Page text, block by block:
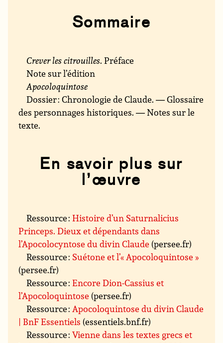
Sommaire
Crever les citrouilles. Préface
Note sur l’édition
Apocoloquintose
Dossier : Chronologie de Claude. — Glossaire
des personnages historiques. — Notes sur le
texte.
En savoir plus sur
l’œuvre
Ressource :Histoire d’un Saturnalicius
Princeps. Dieux et dépendants dans
l’Apocolocyntose du divin Claude (persee.fr)
Ressource : Suétone et l’« Apocoloquintose »
(persee.fr)
Ressource :Encore Dion-Cassius et
l’Apocoloquintose (persee.fr)
Ressource :Apocoloquintose du divin Claude
| BnF Essentiels (essentiels.bnf.fr)
Ressource :Vienne dans les textes grecs et